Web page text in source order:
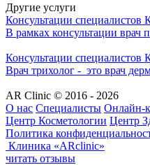
Другие услуги
Консультации специалистов
В рамках консультации врач
Консультации специалистов
Врач трихолог - это врач
AR Clinic © 2016 - 2026
О нас Специалисты Онлайн-
Центр Косметологии Центр
Политика
Клиника «ARclinic»
читать отзывы